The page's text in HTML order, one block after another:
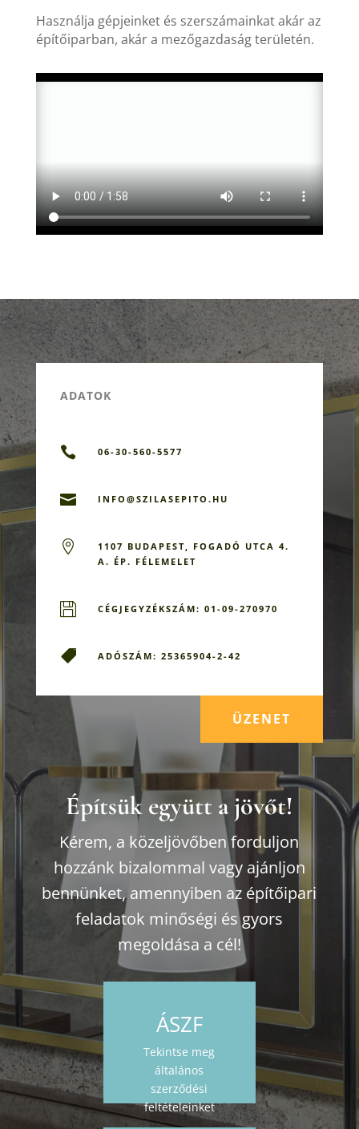
Használja gépjeinket és szerszámainkat akár az
építőiparban, akár a mezőgazdaság területén.
ADATOK
 06-30-560-5577
 INFO@SZILASEPITO.HU

1107 BUDAPEST, FOGADÓ UTCA 4.
A. ÉP. FÉLEMELET
 CÉGJEGYZÉKSZÁM: 01-09-270970
 ADÓSZÁM: 25365904-2-42
ÜZENET
Építsük együtt a jövőt!
Kérem, a közeljövőben forduljon
hozzánk bizalommal vagy ajánljon
bennünket, amennyiben az építőipari
feladatok minőségi és gyors
megoldása a cél!
ÁSZF
Tekintse meg
általános
szerződési
feltételeinket